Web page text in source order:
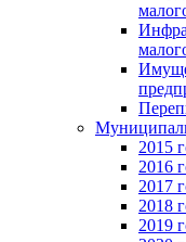
2015
2016
2017
2018
2019